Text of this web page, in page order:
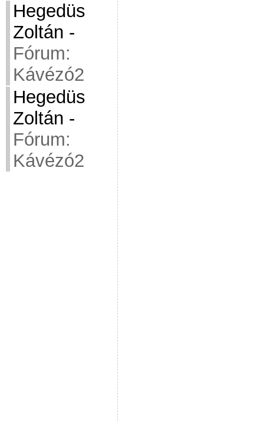
Hegedüs
Zoltán -
Fórum:
Kávézó2
Hegedüs
Zoltán -
Fórum:
Kávézó2